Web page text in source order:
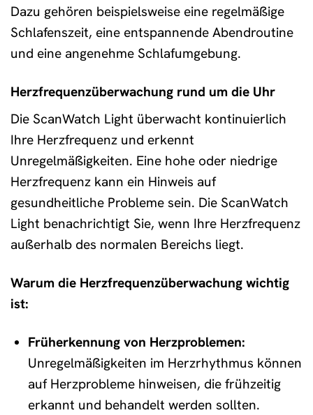
Dazu gehören beispielsweise eine regelmäßige
Schlafenszeit, eine entspannende Abendroutine
und eine angenehme Schlafumgebung.
Herzfrequenzüberwachung rund um die Uhr
Die ScanWatch Light überwacht kontinuierlich
Ihre Herzfrequenz und erkennt
Unregelmäßigkeiten. Eine hohe oder niedrige
Herzfrequenz kann ein Hinweis auf
gesundheitliche Probleme sein. Die ScanWatch
Light benachrichtigt Sie, wenn Ihre Herzfrequenz
außerhalb des normalen Bereichs liegt.
Warum die Herzfrequenzüberwachung wichtig
ist:
Früherkennung von Herzproblemen:
Unregelmäßigkeiten im Herzrhythmus können
auf Herzprobleme hinweisen, die frühzeitig
erkannt und behandelt werden sollten.